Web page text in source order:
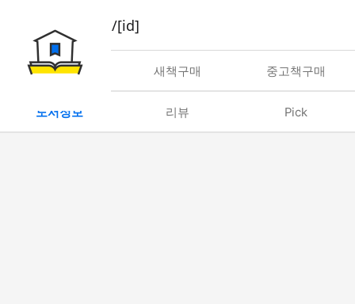
book/rent/[id]
대여 새책구매 중고책구매
도서정보 리뷰 Pick